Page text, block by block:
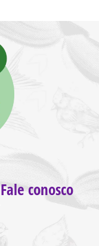
Fale conosco